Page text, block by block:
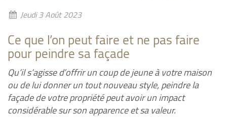
Jeudi 3 Août 2023
Ce que l’on peut faire et ne pas faire
pour peindre sa façade
Qu’il s’agisse d’offrir un coup de jeune à votre maison
ou de lui donner un tout nouveau style, peindre la
façade de votre propriété peut avoir un impact
considérable sur son apparence et sa valeur.